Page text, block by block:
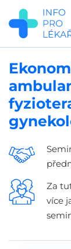
Přejít
hlavnímu
obsahu
Za
více